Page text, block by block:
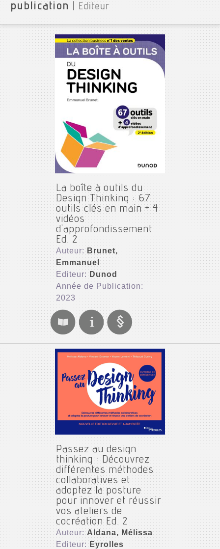
publication | Editeur
La boîte à outils du
Design Thinking : 67
outils clés en main + 4
vidéos
d'approfondissement
Ed. 2
Auteur: Brunet,
Emmanuel
Editeur: Dunod
Année de Publication:
2023
Passez au design
thinking : Découvrez
différentes méthodes
collaboratives et
adoptez la posture
pour innover et réussir
vos ateliers de
cocréation Ed. 2
Auteur:Aldana, Mélissa
Editeur: Eyrolles